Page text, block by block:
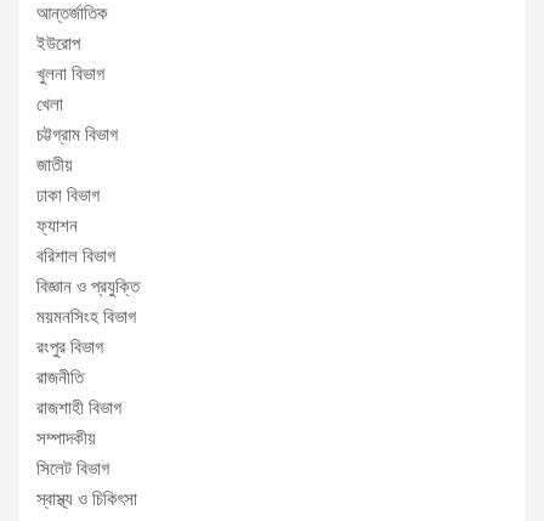
আন্তর্জাতিক
ইউরোপ
খুলনা বিভাগ
খেলা
চট্টগ্রাম বিভাগ
জাতীয়
ঢাকা বিভাগ
ফ্যাশন
বরিশাল বিভাগ
বিজ্ঞান ও প্রযুক্তি
ময়মনসিংহ বিভাগ
রংপুর বিভাগ
রাজনীতি
রাজশাহী বিভাগ
সম্পাদকীয়
সিলেট বিভাগ
স্বাস্থ্য ও চিকিৎসা